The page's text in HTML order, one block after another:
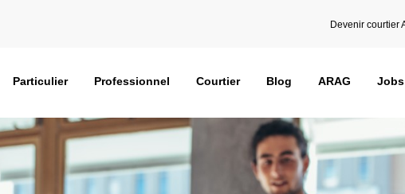
Devenir courtier
Particulier Professionnel Courtier Blog ARAG Jobs